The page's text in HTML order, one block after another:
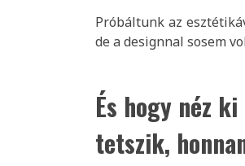
Próbáltunk az
de a designnal sosem
És hogy néz
tetszik,